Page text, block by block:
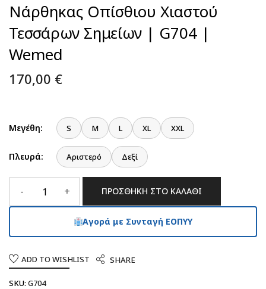
Νάρθηκας Οπίσθιου Χιαστού
Τεσσάρων Σημείων | G704 |
Wemed
170,00 €
Μεγέθη: S M L XL XXL
Πλευρά: Αριστερό Δεξί
ΠΡΟΣΘΉΚΗ ΣΤΟ ΚΑΛΆΘΙ
Αγορά με Συνταγή ΕΟΠΥΥ
ADD TO WISHLIST SHARE
SKU: G704